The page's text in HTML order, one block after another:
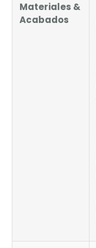
Materiales &
Acabados